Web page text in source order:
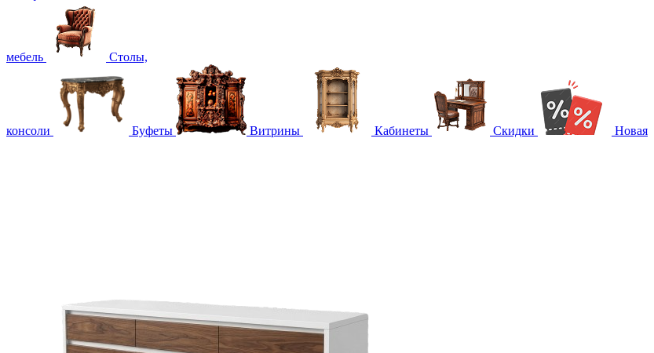
мебель Столы,
консоли Буфеты Витрины Кабинеты Скидки Новая